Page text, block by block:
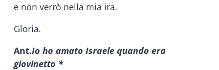
e non verrò nella mia ira.
Gloria.
Ant.Io ho amato Israele quando era
giovinetto *